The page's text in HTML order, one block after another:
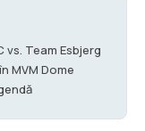
vs. Team Esbjerg
MVM Dome